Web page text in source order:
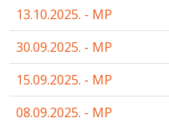
13.10.2025. - MP
30.09.2025. - MP
15.09.2025. - MP
08.09.2025. - MP